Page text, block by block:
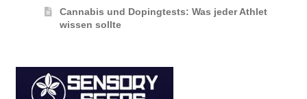
Cannabis und Dopingtests: Was jeder Athlet
wissen sollte